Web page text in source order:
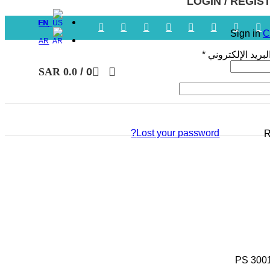
EN
AR
Sign in
الإلكتروني *
Lost your password?
0
/
SAR 0.0